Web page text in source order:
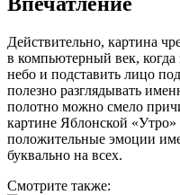
Действительно, картина
в компьютерный век, когда
небо и подставить лицо
полезно разглядывать
полотно можно смело
картине Яблонской «Утро»
положительные эмоции
буквально на всех.
Смотрите также: